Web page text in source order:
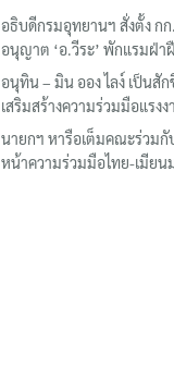
อธิบดีกรมอุทยานฯ​ สั่งตั้ง ก
อนุญาต ‘อ.วีระ’ พักแรมฝ่า
อนุทิน – มิน ออง ไลง์ เป็นสั
เสริมสร้างความร่วมมือแร
นายกฯ หารือเต็มคณะร่วมกั
หน้าความร่วมมือไทย-เมียน